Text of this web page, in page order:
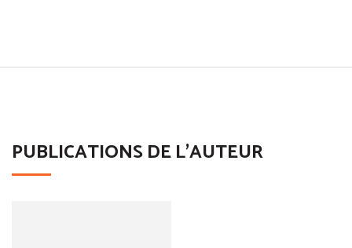
PUBLICATIONS DE L'AUTEUR